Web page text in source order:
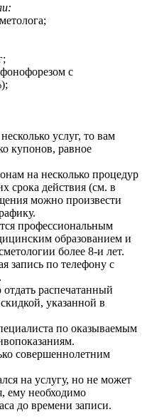
с
услуг, то вам
купонов, равное
на несколько процедур
срока действия (см. в
можно произвести
профессиональным
образованием и
более 8-и лет.
запись по телефону с
распечатанный
указанной в
по оказываемым
совершеннолетним
на услугу, но не может
ему необходимо
до времени записи.